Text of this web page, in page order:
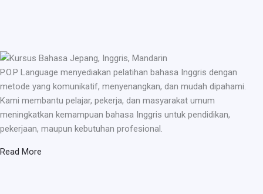
P.O.P Language menyediakan pelatihan bahasa Inggris dengan
metode yang komunikatif, menyenangkan, dan mudah dipahami.
Kami membantu pelajar, pekerja, dan masyarakat umum
meningkatkan kemampuan bahasa Inggris untuk pendidikan,
pekerjaan, maupun kebutuhan profesional.
Read More